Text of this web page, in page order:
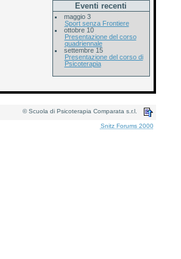
Eventi recenti
maggio 3
Sport senza Frontiere
ottobre 10
Presentazione del corso
quadriennale
settembre 15
Presentazione del corso di
Psicoterapia
© Scuola di Psicoterapia Comparata s.r.l.
Snitz Forums 2000